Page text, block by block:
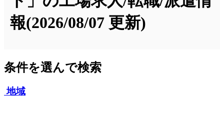
報(2026/08/07 更新)
条件を選んで検索
地域